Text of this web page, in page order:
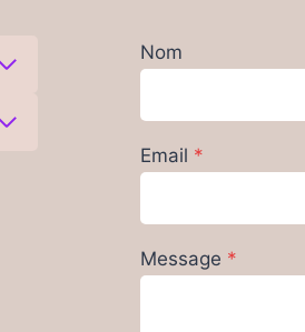
Nom
Email *
Message *